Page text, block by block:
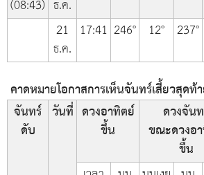
(08:43) ธ.ค.
21
ธ.ค.
17:41 246° 12° 237°
คาดหมายโอกาสการเห็นจันทร์เสี้ยวสุ
จันทร์
ดับ
วันที่ ดวงอาทิตย์
ขึ้น
ดวงจัน
ขณะดวงอ
ขึ้น